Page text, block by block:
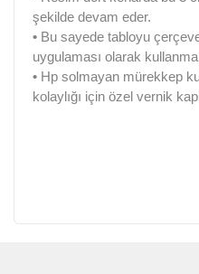
şekilde devam eder.
• Bu sayede tabloyu
uygulaması olarak kullanma
• Hp solmayan mürekkep
kolaylığı için özel vernik